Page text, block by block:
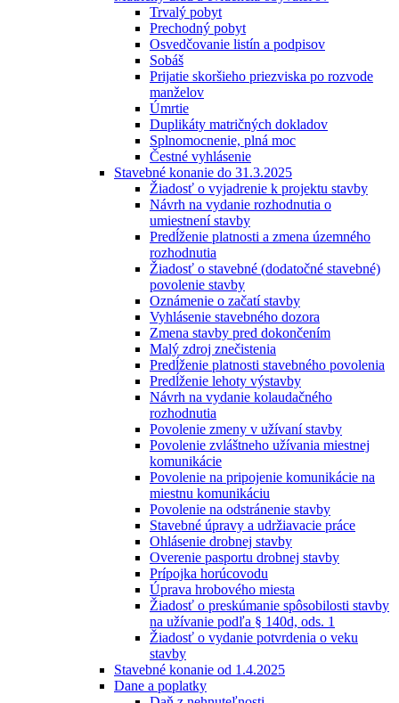
Trvalý pobyt
Prechodný pobyt
Osvedčovanie listín a podpisov
Sobáš
Prijatie skoršieho priezviska po rozvode
manželov
Úmrtie
Duplikáty matričných dokladov
Splnomocnenie, plná moc
Čestné vyhlásenie
Stavebné konanie do 31.3.2025
Žiadosť o vyjadrenie k projektu stavby
Návrh na vydanie rozhodnutia o
umiestnení stavby
Predĺženie platnosti a zmena územného
rozhodnutia
Žiadosť o stavebné (dodatočné stavebné)
povolenie stavby
Oznámenie o začatí stavby
Vyhlásenie stavebného dozora
Zmena stavby pred dokončením
Malý zdroj znečistenia
Predĺženie platnosti stavebného povolenia
Predĺženie lehoty výstavby
Návrh na vydanie kolaudačného
rozhodnutia
Povolenie zmeny v užívaní stavby
Povolenie zvláštneho užívania miestnej
komunikácie
Povolenie na pripojenie komunikácie na
miestnu komunikáciu
Povolenie na odstránenie stavby
Stavebné úpravy a udržiavacie práce
Ohlásenie drobnej stavby
Overenie pasportu drobnej stavby
Prípojka horúcovodu
Úprava hrobového miesta
Žiadosť o preskúmanie spôsobilosti stavby
na užívanie podľa § 140d, ods. 1
Žiadosť o vydanie potvrdenia o veku
stavby
Stavebné konanie od 1.4.2025
Dane a poplatky